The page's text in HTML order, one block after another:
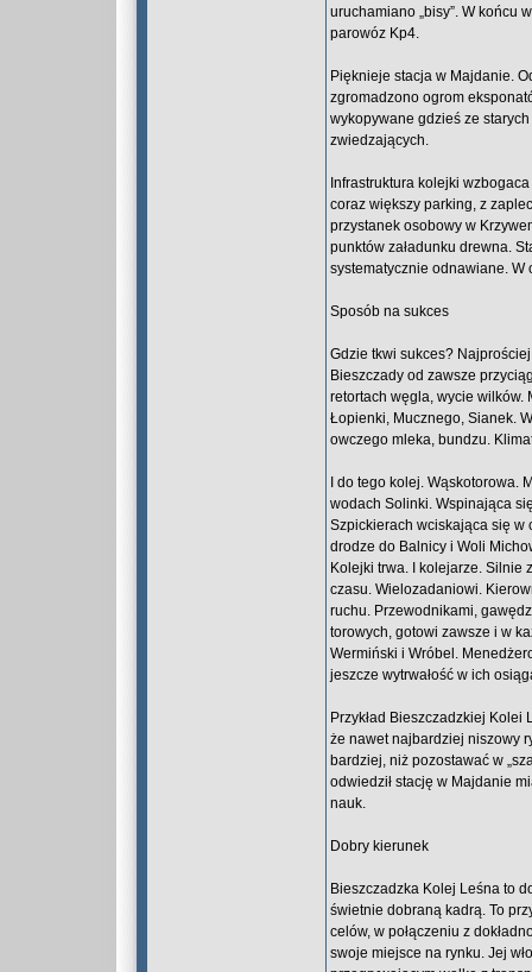
uruchamiano „bisy”. W końcu
parowóz Kp4.
Pięknieje stacja w Majdanie.
zgromadzono ogrom
wykopywane gdzieś ze
zwiedzających.
Infrastruktura kolejki
coraz większy parking, z
przystanek osobowy w
punktów załadunku drewna.
systematycznie odnawiane.
Sposób na sukces
Gdzie tkwi sukces?
Bieszczady od zawsze
retortach węgla, wycie wilków.
Łopienki, Mucznego, Sianek.
owczego mleka, bundzu.
I do tego kolej. Wąskotorowa.
wodach Solinki. Wspinająca
Szpickierach wciskająca się w
drodze do Balnicy i Woli
Kolejki trwa. I kolejarze. Silnie
czasu. Wielozadaniowi.
ruchu. Przewodnikami,
torowych, gotowi zawsze i w
Wermiński i Wróbel.
jeszcze wytrwałość w ich
Przykład Bieszczadzkiej
że nawet najbardziej niszowy
bardziej, niż pozostawać w
odwiedził stację w Majdanie
nauk.
Dobry kierunek
Bieszczadzka Kolej Leśna to
świetnie dobraną kadrą. To
celów, w połączeniu z
swoje miejsce na rynku. Jej